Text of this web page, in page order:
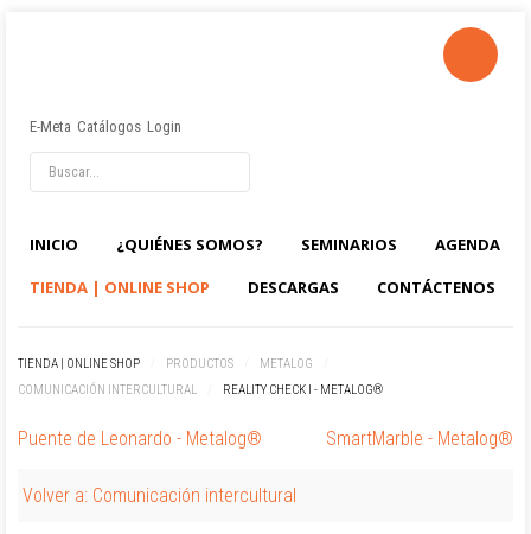
E-Meta Catálogos Login
INICIO ¿QUIÉNES SOMOS? SEMINARIOS
AGENDA
TIENDA | ONLINE SHOP
DESCARGAS CONTÁCTENOS
TIENDA | ONLINE SHOP PRODUCTOS METALOG
COMUNICACIÓN INTERCULTURAL
REALITY CHECK I - METALOG®
Puente de Leonardo - Metalog® SmartMarble - Metalog®
Volver a: Comunicación intercultural